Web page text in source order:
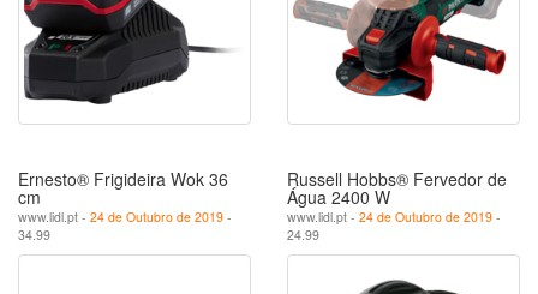
Ernesto® Frigideira Wok 36
cm
www.lidl.pt - 24 de Outubro de 2019 -
34.99
Russell Hobbs® Fervedor de
Água 2400 W
www.lidl.pt - 24 de Outubro de 2019 -
24.99